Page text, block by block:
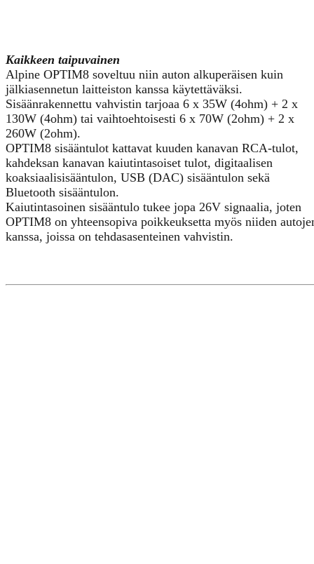
Kaikkeen taipuvainen
Alpine OPTIM8 soveltuu niin auton alkuperäisen kuin
jälkiasennetun laitteiston kanssa käytettäväksi.
Sisäänrakennettu vahvistin tarjoaa 6 x 35W (4ohm) + 2 x
130W (4ohm) tai vaihtoehtoisesti 6 x 70W (2ohm) + 2 x
260W (2ohm).
OPTIM8 sisääntulot kattavat kuuden kanavan RCA-tulot,
kahdeksan kanavan kaiutintasoiset tulot, digitaalisen
koaksiaalisisääntulon, USB (DAC) sisääntulon sekä
Bluetooth sisääntulon.
Kaiutintasoinen sisääntulo tukee jopa 26V signaalia, joten
OPTIM8 on yhteensopiva poikkeuksetta myös niiden
kanssa, joissa on tehdasasenteinen vahvistin.